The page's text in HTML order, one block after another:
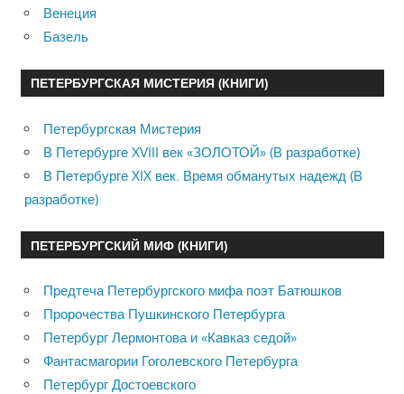
Венеция
Базель
ПЕТЕРБУРГСКАЯ МИСТЕРИЯ (КНИГИ)
Петербургская Мистерия
В Петербурге XVIII век «ЗОЛОТОЙ» (В разработке)
В Петербурге XIX век. Время обманутых надежд (В
разработке)
ПЕТЕРБУРГСКИЙ МИФ (КНИГИ)
Предтеча Петербургского мифа поэт Батюшков
Пророчества Пушкинского Петербурга
Петербург Лермонтова и «Кавказ седой»
Фантасмагории Гоголевского Петербурга
Петербург Достоевского